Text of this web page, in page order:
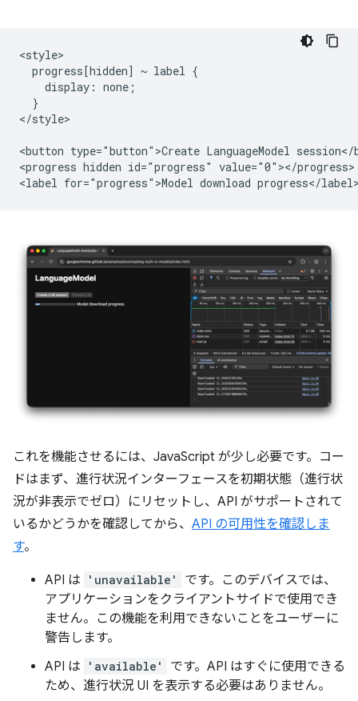
<style>
  progress[hidden] ~ label {
    display: none;
  }
</style>
<button type="button">Create LanguageModel session</
<progress hidden id="progress" value="0"></progress>
これを機能させるには、JavaScript が少し必要です。コー
ドはまず、進行状況インターフェースを初期状態（進行状
況が非表示でゼロ）にリセットし、API がサポートされて
いるかどうかを確認してから、 API の可用性を確認しま
す。
API は 'unavailable'
です。このデバイスでは、
アプリケーションをクライアントサイドで使用でき
ません。この機能を利用できないことをユーザーに
警告します。
API は
'available'
です。API はすぐに使用できる
ため、進行状況 UI を表示する必要はありません。